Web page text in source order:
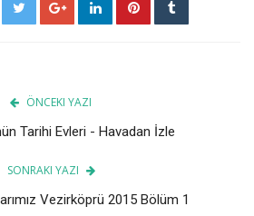
ÖNCEKI YAZI
Tarihi Evleri - Havadan İzle
SONRAKI YAZI
Vezirköprü 2015 Bölüm 1